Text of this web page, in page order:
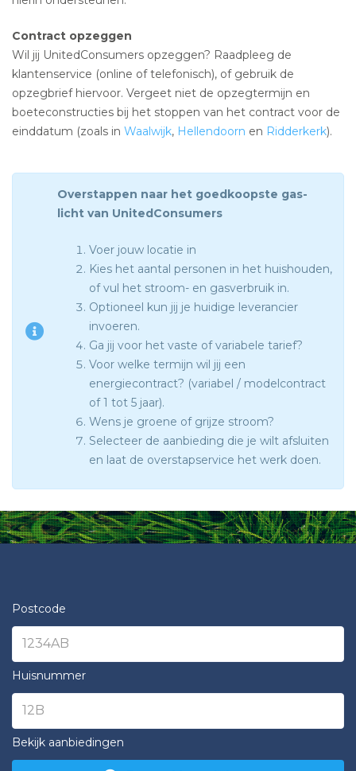
Contract opzeggen
Wil jij UnitedConsumers opzeggen? Raadpleeg de
klantenservice (online of telefonisch), of gebruik de
opzegbrief hiervoor. Vergeet niet de opzegtermijn en
boeteconstructies bij het stoppen van het contract voor de
einddatum (zoals in Waalwijk, Hellendoorn en Ridderkerk).
Overstappen naar het goedkoopste gas-
licht van UnitedConsumers
Voer jouw locatie in
Kies het aantal personen in het huishouden,
of vul het stroom- en gasverbruik in.
Optioneel kun jij je huidige leverancier
invoeren.
Ga jij voor het vaste of variabele tarief?
Voor welke termijn wil jij een
energiecontract? (variabel / modelcontract
of 1 tot 5 jaar).
Wens je groene of grijze stroom?
Selecteer de aanbieding die je wilt afsluiten
en laat de overstapservice het werk doen.
Postcode
Huisnummer
Bekijk aanbiedingen